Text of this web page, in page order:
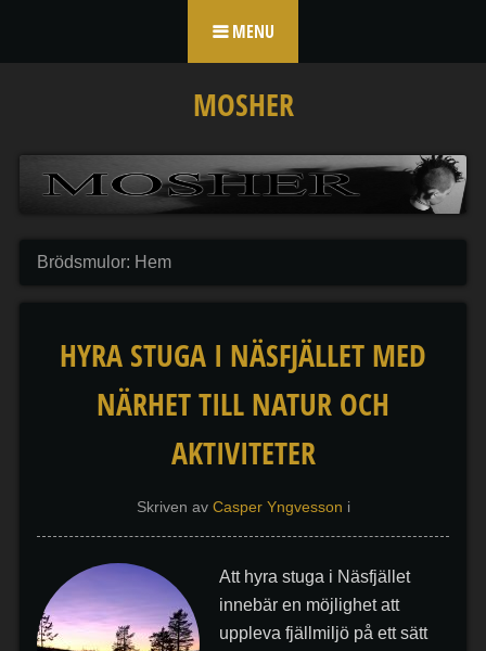
MENU
MOSHER
Brödsmulor: Hem
HYRA STUGA I NÄSFJÄLLET MED
NÄRHET TILL NATUR OCH
AKTIVITETER
Skriven av Casper Yngvesson i
Att hyra stuga i Näsfjället
innebär en möjlighet att
uppleva fjällmiljö på ett sätt